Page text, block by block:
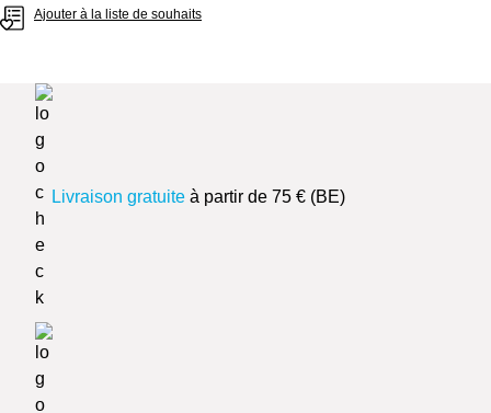
Ajouter à la liste de souhaits
Livraison gratuite à partir de 75 € (BE)